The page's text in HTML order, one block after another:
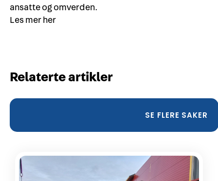
ansatte og omverden.
Les mer her
Relaterte artikler
SE FLERE SAKER